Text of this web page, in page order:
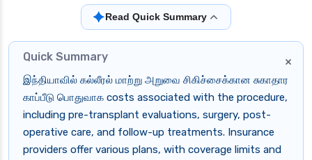
✦Read Quick Summary
×
Quick Summary
இந்தியாவில் கல்லீரல் மாற்று அறுவை சிகிச்சைக்கான சுகாதார
காப்பீடு பொதுவாக costs associated with the procedure,
including pre-transplant evaluations, surgery, post-
operative care, and follow-up treatments. Insurance
providers offer various plans, with coverage limits and